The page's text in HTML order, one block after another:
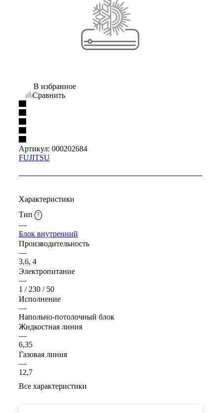
В избранное
Сравнить
Артикул: 000202684
FUJITSU
Характеристики
Тип
?
—
Блок внутренний
Производительность
—
3,6, 4
Электропитание
—
1 / 230 / 50
Исполнение
—
Напольно-потолочный блок
Жидкостная линия
—
6,35
Газовая линия
—
12,7
Все характеристики